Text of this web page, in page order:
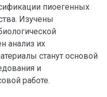
пиоегенных
Изучены
анализ их
станут основой
и
работе.